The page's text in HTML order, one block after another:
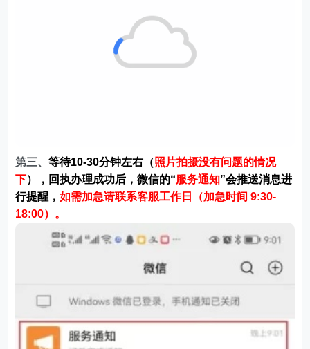
第三、等待10-30分钟左右（照片拍摄没有问题的情况
下），回执办理成功后，微信的“服务通知”会推送消息进
行提醒，如需加急请联系客服工作日（加急时间 9:30-
18:00）。